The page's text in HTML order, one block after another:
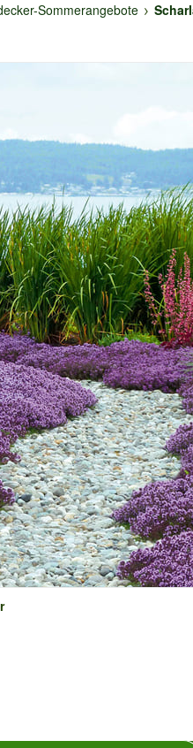
Sommerangebote